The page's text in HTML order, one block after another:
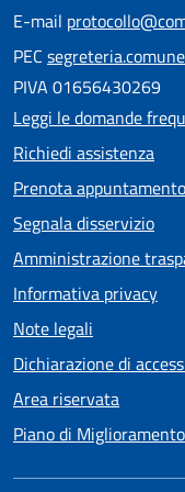
E-mail
PEC
PIVA 01656430269
Leggi le domande
Richiedi assistenza
Prenota appuntamento
Segnala disservizio
Amministrazione
Informativa privacy
Note legali
Dichiarazione di
Area riservata
Piano di